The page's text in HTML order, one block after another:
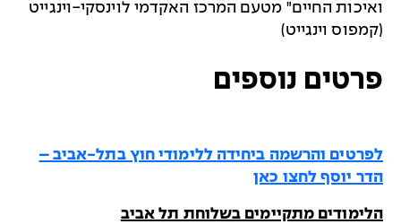
ואיכות החיים" מטעם המרכז האקדמי לוינסקי-וינגייט
(קמפוס וינגייט)
פרטים נוספים
לפרטים והרשמה ביחידה ללימודי חוץ בתל-אביב –
הדר יוסף לחצו כאן
הלימודים מתקיימים בשלוחת תל אביב